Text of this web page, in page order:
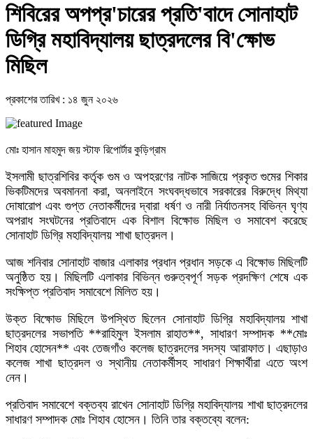
শিবিরের অপপ্র'চারের প্রতি'বাদে সোনাহাট
ডিগ্রি মহাবিদ্যালয় ছাত্রদলের বি'ক্ষোভ
মিছিল
প্রকাশের তারিখ : ১৪ জুন ২০২৬
মোঃ হাসান মাহমুদ জয় স্টাফ রিপোর্টার কুড়িগ্রাম
ইসলামী ছাত্রশিবির কর্তৃক গুম ও অপহরণের নাটক সাজিয়ে প্রকৃত গুমের শিকার
ভিকটিমদের অবমাননা করা, অনলাইনে সংঘবদ্ধভাবে সরকারের বিরুদ্ধে মিথ্যা
দোষারোপ এবং গুপ্ত নেতাকর্মীদের দ্বারা ধর্ষণ ও নারী নির্যাতনসহ বিভিন্ন ঘৃণ্য
অপরাধ সংঘটনের প্রতিবাদে এক বিশাল বিক্ষোভ মিছিল ও সমাবেশ করেছে
সোনাহাট ডিগ্রি মহাবিদ্যালয় শাখা ছাত্রদল।
আজ শনিবার সোনাহাট বাজার এলাকার প্রধান প্রধান সড়কে এ বিক্ষোভ মিছিলটি
অনুষ্ঠিত হয়। মিছিলটি এলাকার বিভিন্ন গুরুত্বপূর্ণ সড়ক প্রদক্ষিণ শেষে এক
সংক্ষিপ্ত প্রতিবাদ সমাবেশে মিলিত হয়।
উক্ত বিক্ষোভ মিছিলে উপস্থিত ছিলেন সোনাহাট ডিগ্রি মহাবিদ্যালয় শাখা
ছাত্রদলের সভাপতি **রাহিমুল ইসলাম রাহাত**, সাধারণ সম্পাদক **মোঃ
শিহাব হোসেন** এবং তেজগাঁও কলেজ ছাত্রদলের সদস্য আরাফাত। এছাড়াও
কলেজ শাখা ছাত্রদল ও স্থানীয় নেতাকর্মীসহ সাধারণ শিক্ষার্থীরা এতে অংশ
নেন।
প্রতিবাদ সমাবেশে বক্তব্য রাখেন সোনাহাট ডিগ্রি মহাবিদ্যালয় শাখা ছাত্রদলের
সাধারণ সম্পাদক মোঃ শিহাব হোসেন। তিনি তার বক্তব্যে বলেন: